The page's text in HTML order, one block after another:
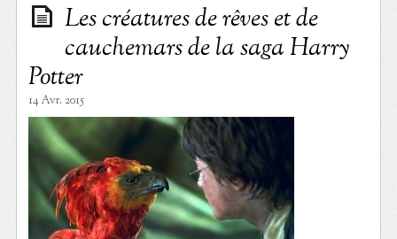
Les créatures de rêves et de
cauchemars de la saga Harry
Potter
14 Avr. 2015